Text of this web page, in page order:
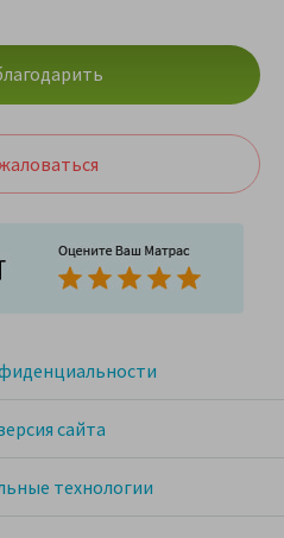
сайта
технологии